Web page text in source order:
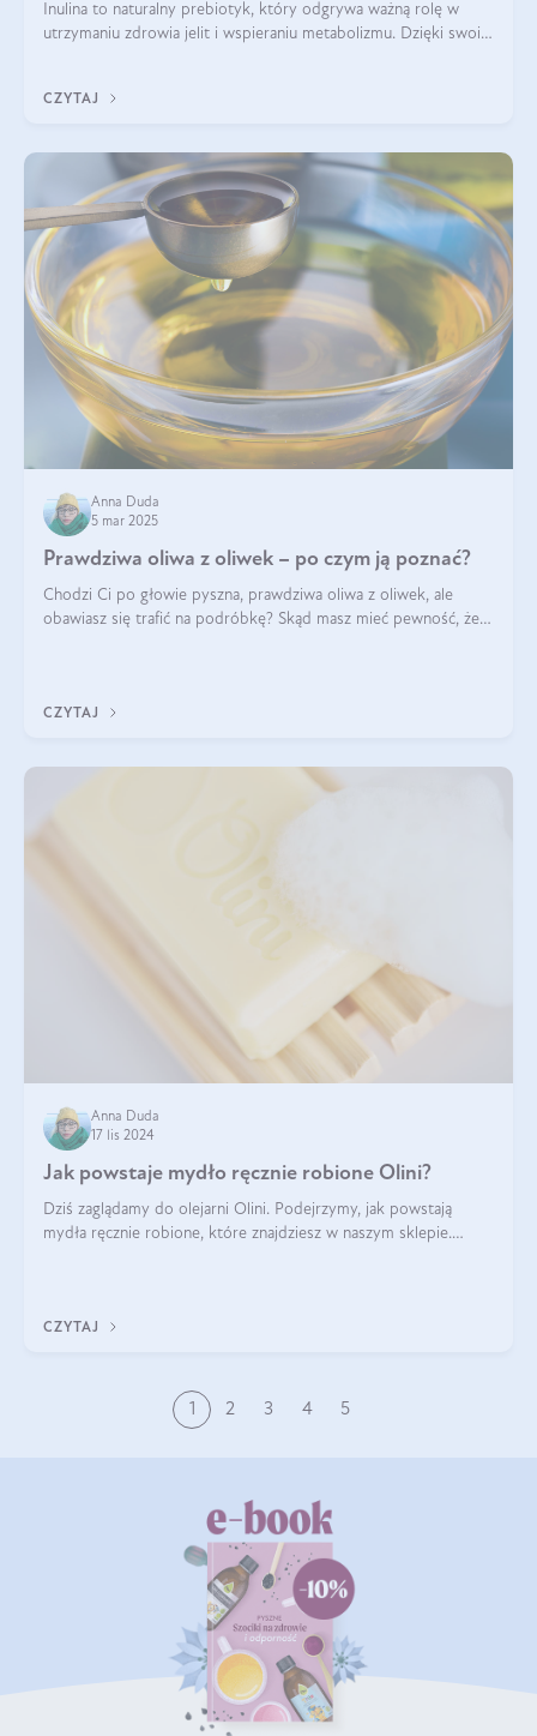
Inulina to naturalny prebiotyk, który odgrywa ważną rolę w
utrzymaniu zdrowia jelit i wspieraniu metabolizmu. Dzięki swoim
CZYTAJ
Anna Duda
5 mar 2025
Prawdziwa oliwa z oliwek – po czym ją poznać?
Chodzi Ci po głowie pyszna, prawdziwa oliwa z oliwek, ale
obawiasz się trafić na podróbkę? Skąd masz mieć pewność, że
CZYTAJ
Anna Duda
17 lis 2024
Jak powstaje mydło ręcznie robione Olini?
Dziś zaglądamy do olejarni Olini. Podejrzymy, jak powstają
mydła ręcznie robione, które znajdziesz w naszym sklepie.
CZYTAJ
1 2 3 4 5